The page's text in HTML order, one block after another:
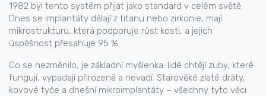
1982 byl tento systém přijat jako standard v celém světě.
Dnes se implantáty dělají z titanu nebo zirkonie, mají
mikrostrukturu, která podporuje růst kosti, a jejich
úspěšnost přesahuje 95 %.
Co se nezměnilo, je základní myšlenka: lidé chtějí zuby, které
fungují, vypadají přirozeně a nevadí. Starověké zlaté dráty,
kovové tyče a dnešní mikroimplantáty – všechny tyto věci